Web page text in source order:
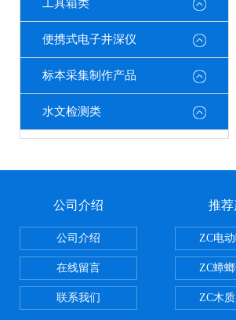
工具箱类
便携式电子井深仪
标本采集制作产品
水文检测类
公司介绍
公司介绍
在线留言
联系我们
推荐
ZC电
ZC蟑
ZC木